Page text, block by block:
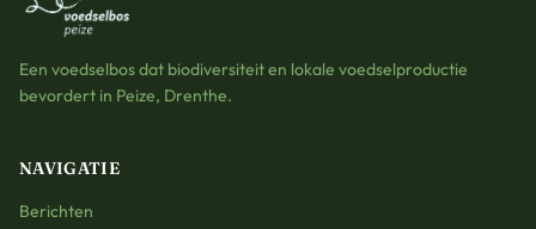
Een voedselbos dat biodiversiteit en lokale voedselproductie
bevordert in Peize, Drenthe.
NAVIGATIE
Berichten